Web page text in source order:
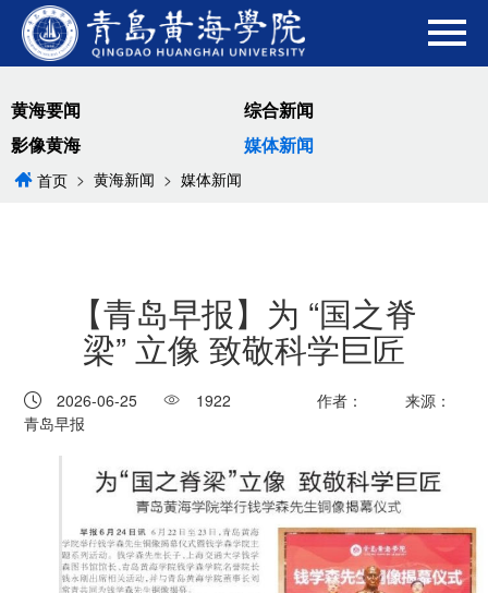
黄海要闻
综合新闻
影像黄海
媒体新闻
首页 > 黄海新闻 > 媒体新闻
【青岛早报】为 “国之脊
梁” 立像 致敬科学巨匠
2026-06-25 1922 作者：
来源：
青岛早报